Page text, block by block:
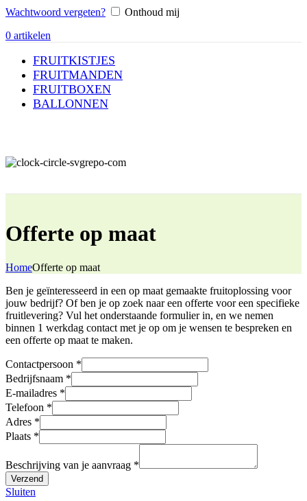
Wachtwoord vergeten?
Onthoud mij
0 artikelen
FRUITKISTJES
FRUITMANDEN
FRUITBOXEN
BALLONNEN
Offerte op maat
HomeOfferte op maat
Ben je geïnteresseerd in een op maat gemaakte fruitoplossing voor
jouw bedrijf? Of ben je op zoek naar een offerte voor een specifieke
fruitlevering? Vul het onderstaande formulier in, en we nemen
binnen 1 werkdag contact met je op om je wensen te bespreken en
een offerte op maat te maken.
Contactpersoon *
Bedrijfsnaam *
E-mailadres *
Telefoon *
Adres *
E-
mailadres
Contactpersoon
Plaats
Plaats *
Beschrijving van je aanvraag *
Verzend
Sluiten